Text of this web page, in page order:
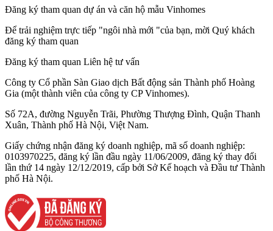
Đăng ký tham quan dự án và căn hộ mẫu Vinhomes
Để trải nghiệm trực tiếp "ngôi nhà mới "của bạn, mời Quý khách
đăng ký tham quan
Đăng ký tham quan Liên hệ tư vấn
Công ty Cổ phần Sàn Giao dịch Bất động sản Thành phố Hoàng
Gia (một thành viên của công ty CP Vinhomes).
Số 72A, đường Nguyễn Trãi, Phường Thượng Đình, Quận Thanh
Xuân, Thành phố Hà Nội, Việt Nam.
Giấy chứng nhận đăng ký doanh nghiệp, mã số doanh nghiệp:
0103970225, đăng ký lần đầu ngày 11/06/2009, đăng ký thay đổi
lần thứ 14 ngày 12/12/2019, cấp bởi Sở Kế hoạch và Đầu tư Thành
phố Hà Nội.